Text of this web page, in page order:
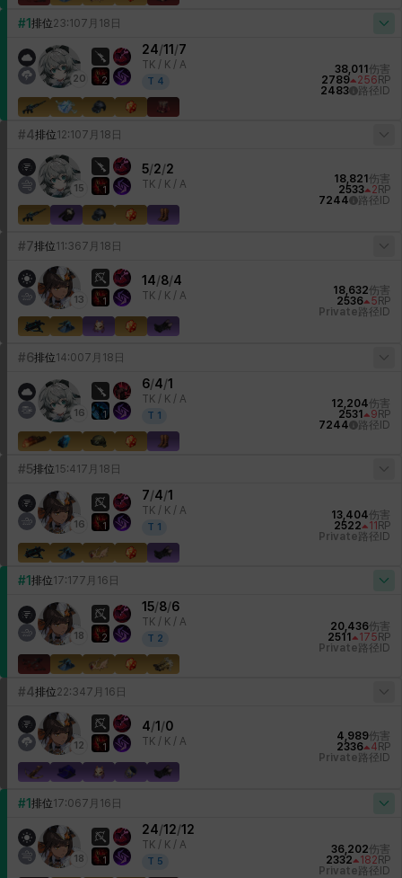
#1 排位23:107月18日
20 2
24/11 /7
TK / K / A
T 4
38,011 伤害
2789
256 RP
2483
路径ID
#4排位12:107月18日
15 1
5/2/2
TK / K / A 18,821 伤害
2533
2 RP
7244
路径ID
#7排位11:367月18日
13 1
14/8/4
TK / K / A 18,632伤害
2536
5 RP
Private 路径ID
#6排位14:007月18日
16 1
6/4/1
TK / K / A
T 1
12,204伤害
2531
9 RP
7244
路径ID
#5排位15:41 7月18日
16 1
7/4/1
TK / K / A
T 1
13,404伤害
2522
11 RP
Private 路径ID
#1 排位17:177月16日
18 2
15/8/6
TK / K / A
T 2
20,436伤害
2511
175 RP
Private 路径ID
#4排位22:347月16日
12 1
4/1 /0
TK / K / A 4,989伤害
2336
4 RP
Private 路径ID
#1 排位17:067月16日
18 1
24/12/12
TK / K / A
T 5
36,202伤害
2332
182 RP
Private 路径ID